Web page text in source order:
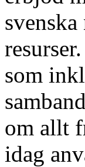
som
om allt
idag